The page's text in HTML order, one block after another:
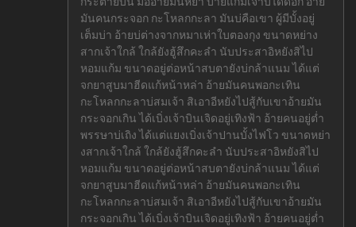
กระต่ายบิน มืออ้ายมันหยา บายแก้มเจ้าบ่ได้ดอก อ้าย
มันคนกระจอก กะโหลกกะลา มันบ่คือเขา ผู้มีบั้งอยู่
เต็มบ่า อ้ายบ่ต่างจากหมาเห่าใบตองกุง ขนาดหย่าง
สากเจ้าใกล้ ใกล้ยังฮู้สึกคะลำ นับประสาอิหยังสิไป
หอมแก้ม ขนาดอยู่ต่อหน้าสบตายังบ่กล้าแนม ได้แต่
จกยาสูบมาฮีดแก้หน้าหล่า อ้ายมันคนพอกะเทิน
กะโหลกกะลาบ่สมเจ้า สิเอาอีหยังไปสู้กับเขาอ้ายมัน
กระจอกเกิน ได้เบิ่งเจ้าบินเจิดอยู่เทิงฟ้า อ้ายคนอยู่ต่ำ
พรรษาบ่เถิง ได้แต่แยงเบิ่งเจ้าปานบั้งไฟโว ขนาดหย่า
งสากเจ้าใกล้ ใกล้ยังฮู้สึกคะลำ นับประสาอิหยังสิไป
หอมแก้ม ขนาดอยู่ต่อหน้าสบตายังบ่กล้าแนม ได้แต่
จกยาสูบมาฮีดแก้หน้าหล่า อ้ายมันคนพอกะเทิน
กะโหลกกะลาบ่สมเจ้า สิเอาอีหยังไปสู้กับเขาอ้ายมัน
กระจอกเกิน ได้เบิ่งเจ้าบินเจิดอยู่เทิงฟ้า อ้ายคนอยู่ต่ำ